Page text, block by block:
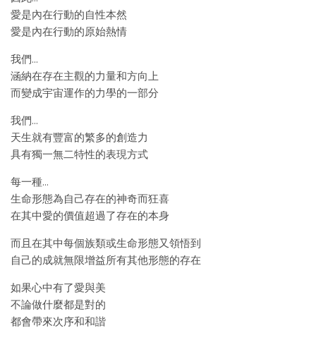
愛是內在行動的自性本然
愛是內在行動的原始熱情
我們…
涵納在存在主觀的力量和方向上
而變成宇宙運作的力學的一部分
我們…
天生就有豐富的繁多的創造力
具有獨一無二特性的表現方式
每一種…
生命形態為自己存在的神奇而狂喜
在其中愛的價值超過了存在的本身
而且在其中每個族類或生命形態又領悟到
自己的成就無限增益所有其他形態的存在
如果心中有了愛與美
不論做什麼都是對的
都會帶來次序和和諧